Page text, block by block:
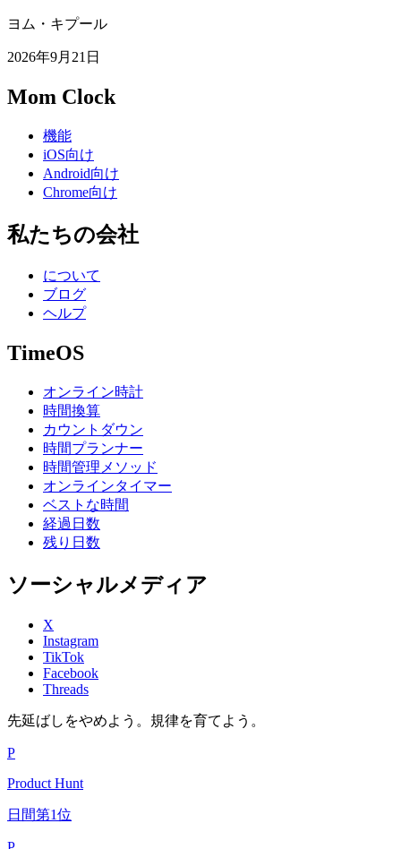
ヨム・キプール
2026年9月21日
Mom Clock
機能
iOS向け
Android向け
Chrome向け
私たちの会社
について
ブログ
ヘルプ
TimeOS
オンライン時計
時間換算
カウントダウン
時間プランナー
時間管理メソッド
オンラインタイマー
ベストな時間
経過日数
残り日数
ソーシャルメディア
X
Instagram
TikTok
Facebook
Threads
先延ばしをやめよう。規律を育てよう。
P
Product Hunt
日間第1位